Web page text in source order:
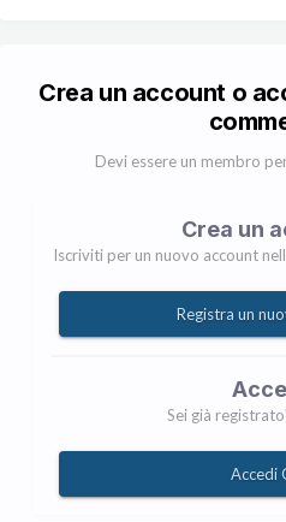
Crea un account o
Devi essere un membro
Crea un
Iscriviti per un nuovo account
Registra un
Sei già
Accedi